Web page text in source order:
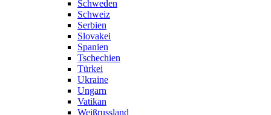
Schweden
Schweiz
Serbien
Slovakei
Spanien
Tschechien
Türkei
Ukraine
Ungarn
Vatikan
Weißrussland